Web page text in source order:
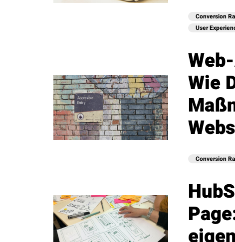
Conversion
User
Wie
Conversion